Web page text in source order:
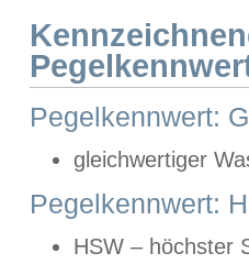
Pegelkennwert:
gleichwertiger
Pegelkennwert:
HSW – höchster